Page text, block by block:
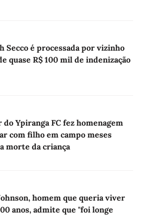
Secco é processada por vizinho
quase R$ 100 mil de indenização
do Ypiranga FC fez homenagem
com filho em campo meses
morte da criança
homem que queria viver
anos, admite que "foi longe